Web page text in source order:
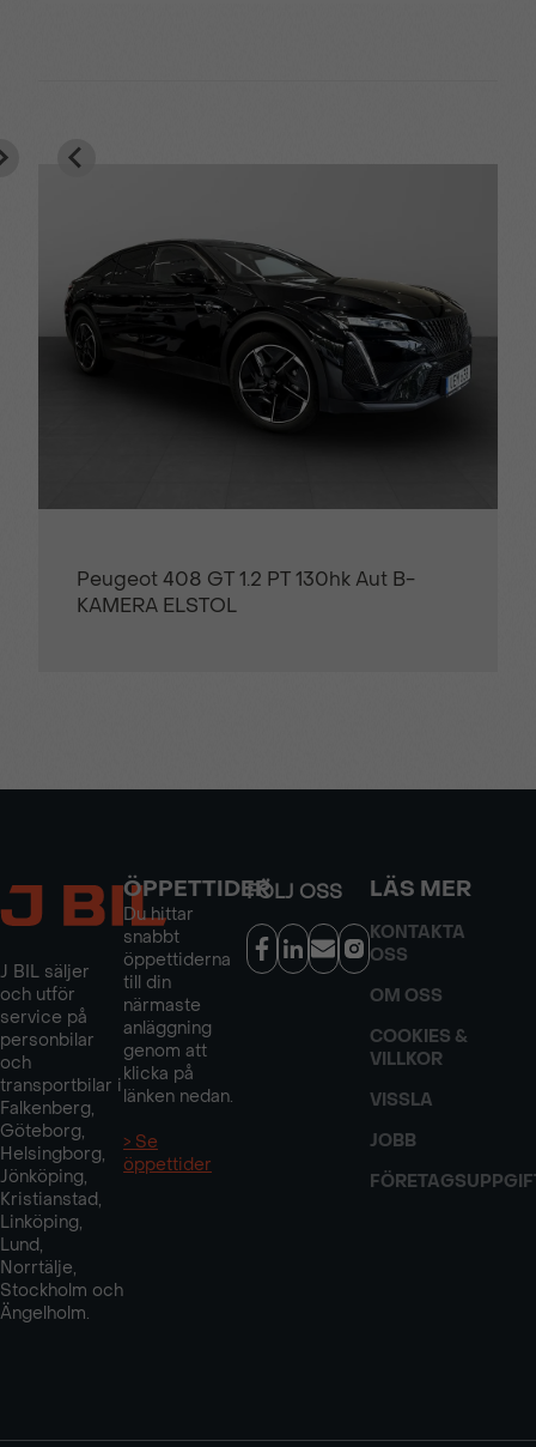
Peugeot 408 GT 1.2 PT 130hk Aut B-
KAMERA ELSTOL
J BIL säljer
och utför
service på
personbilar
och
transportbilar i
Falkenberg,
Göteborg,
Helsingborg,
Jönköping,
Kristianstad,
Linköping,
Lund,
Norrtälje,
Stockholm och
Ängelholm.
ÖPPETTIDER
Du hittar
snabbt
öppettiderna
till din
närmaste
anläggning
genom att
klicka på
länken nedan.
> Se
öppettider
FÖLJ OSS LÄS MER
KONTAKTA
OSS
OM OSS
COOKIES &
VILLKOR
VISSLA
JOBB